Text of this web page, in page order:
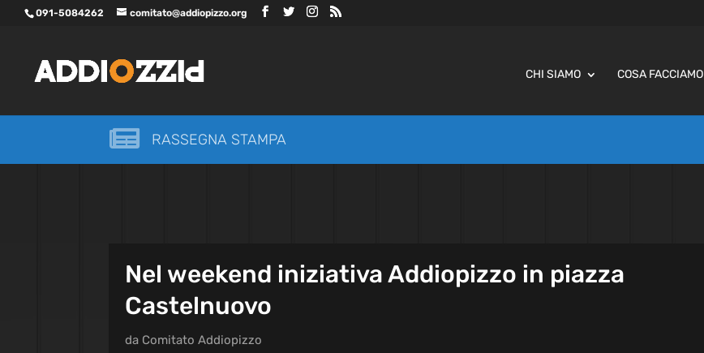
091-5084262 comitato@addiopizzo.org
CHI SIAMO COSA FACCIAMO
 RASSEGNA STAMPA
Nel weekend iniziativa Addiopizzo in piazza
Castelnuovo
da Comitato Addiopizzo